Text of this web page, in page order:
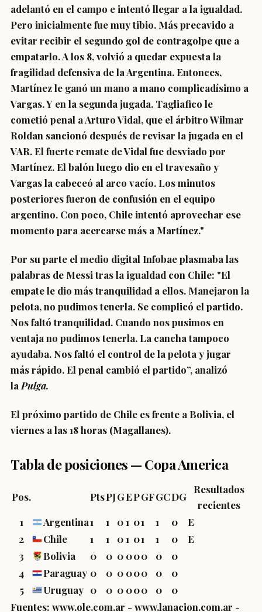
adelantó en el campo e intentó llegar a la igualdad.
Pero inicialmente fue muy tibio. Más precavido a
evitar recibir el segundo gol de contragolpe que a
empatarlo. A los 8, volvió a quedar expuesta la
fragilidad defensiva de la Argentina. Entonces,
Martínez le ganó un mano a mano complicadísimo a
Vargas. Y en la segunda jugada. Tagliafico le
cometió penal a Arturo Vidal, que el árbitro Wilmar
Roldan sancionó después de revisar la jugada en el
VAR. El fuerte remate de Vidal fue desviado por
Martínez. El balón luego dio en el travesaño y
Vargas la cabeceó al arco vacío. Los minutos
posteriores fueron de confusión en el equipo
argentino. Con poco, Chile intentó aprovechar ese
momento para acercarse más a Martínez."
Por su parte el medio digital Infobae plasmaba las
palabras de Messi tras la igualdad con Chile: "El
empate le dio más tranquilidad a ellos. Manejaron la
pelota, no pudimos tenerla. Se complicó el partido.
Nos faltó tranquilidad. Cuando nos pusimos en
ventaja no pudimos tenerla. La cancha tampoco
ayudaba. Nos faltó el control de la pelota y jugar
más rápido. El penal cambió el partido”, analizó
la Pulga.
El próximo partido de Chile es frente a Bolivia, el
viernes a las 18 horas (Magallanes).
Tabla de posiciones — Copa America
Pos. PtsPJGEPGFGCDG
Resultados
recientes
1
Argentina1 1 01 01 1 0
E
2
Chile 1 1 01 01 1 0
E
3
Bolivia 0 0 0 000 0
0
4
Paraguay 0 0 0 000 0
0
5
Uruguay 0 0 0 000 0
0
Fuentes: www.ole.com.ar - www.lanacion.com.ar -